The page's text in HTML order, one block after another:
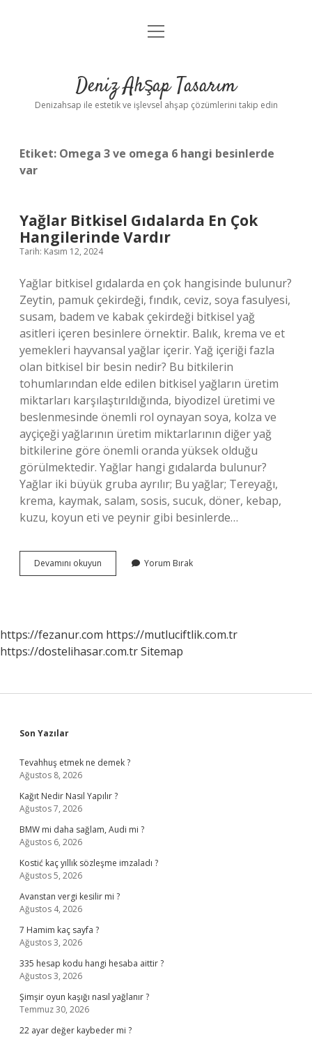
Anasayfa
Yasal Uyarı
menüyü
Deniz Ahşap Tasarım
Denizahsap ile estetik ve işlevsel ahşap çözümlerini takip edin
Etiket: Omega 3 ve omega 6 hangi besinlerde
var
Yağlar Bitkisel Gıdalarda En Çok
Hangilerinde Vardır
Tarih: Kasım 12, 2024
Yağlar bitkisel gıdalarda en çok hangisinde bulunur?
Zeytin, pamuk çekirdeği, fındık, ceviz, soya fasulyesi,
susam, badem ve kabak çekirdeği bitkisel yağ
asitleri içeren besinlere örnektir. Balık, krema ve et
yemekleri hayvansal yağlar içerir. Yağ içeriği fazla
olan bitkisel bir besin nedir? Bu bitkilerin
tohumlarından elde edilen bitkisel yağların üretim
miktarları karşılaştırıldığında, biyodizel üretimi ve
beslenmesinde önemli rol oynayan soya, kolza ve
ayçiçeği yağlarının üretim miktarlarının diğer yağ
bitkilerine göre önemli oranda yüksek olduğu
görülmektedir. Yağlar hangi gıdalarda bulunur?
Yağlar iki büyük gruba ayrılır; Bu yağlar; Tereyağı,
krema, kaymak, salam, sosis, sucuk, döner, kebap,
kuzu, koyun eti ve peynir gibi besinlerde…
Devamını okuyun
Bitkisel
Vardır
Yorum Bırak
https://fezanur.com https://mutluciftlik.com.tr
https://dostelihasar.com.trSitemap
Sidebar
Son Yazılar
Tevahhuş etmek ne demek ?
Ağustos 8, 2026
Kağıt Nedir Nasıl Yapılır ?
Ağustos 7, 2026
BMW mi daha sağlam, Audi mi ?
Ağustos 6, 2026
Kostić kaç yıllık sözleşme imzaladı ?
Ağustos 5, 2026
Avanstan vergi kesilir mi ?
Ağustos 4, 2026
7 Hamim kaç sayfa ?
Ağustos 3, 2026
335 hesap kodu hangi hesaba aittir ?
Ağustos 3, 2026
Şimşir oyun kaşığı nasıl yağlanır ?
Temmuz 30, 2026
22 ayar değer kaybeder mi ?